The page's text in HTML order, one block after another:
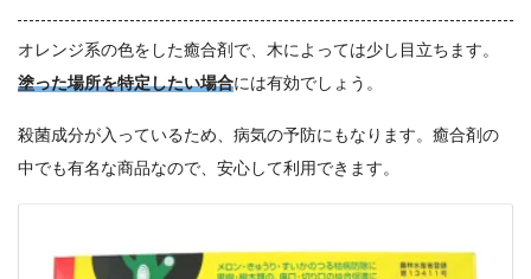
オレンジ系の色をした癒合剤で、木によっては少し目立ちます。
塗った場所を特定したい場合には有効でしょう。
殺菌成分が入っているため、病気の予防にもなります。癒合剤の
中でも有名な商品なので、安心して利用できます。